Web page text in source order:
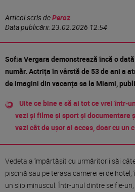
Articol scris dePeroz
Data publicării:23.02.2026 12:54
Sofía Vergara demonstrează încă o
număr. Actrița în vârstă de 53 de ani a
de imagini din vacanța sa la Miami,
Uite ce bine e să ai tot ce vrei într-
vezi și filme și sport și documentare
vezi cât de ușor ai acces, doar cu un
Vedeta a împărtășit cu urmăritorii săi
piscină sau pe terasa camerei ei de
un slip minuscul. Într-unul dintre selfie-